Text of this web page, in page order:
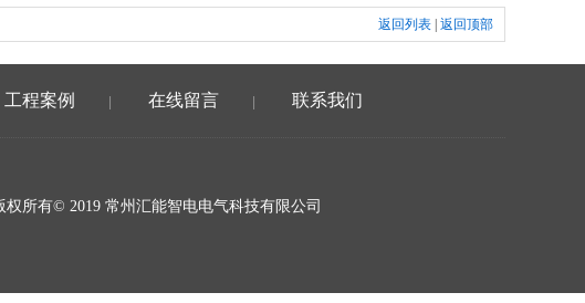
返回列表 返回顶部
工程案例 在线留言 联系我们
所有© 2019 常州汇能智电电气科技有限公司